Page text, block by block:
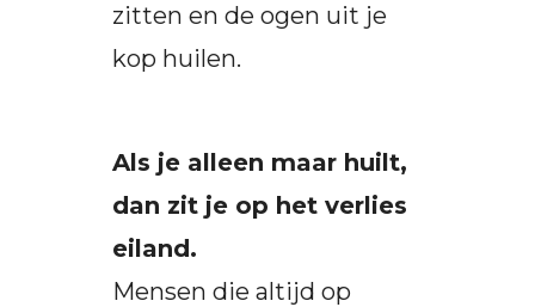
zitten en de ogen uit je
kop huilen.
Als je alleen maar huilt,
dan zit je op het verlies
eiland.
Mensen die altijd op